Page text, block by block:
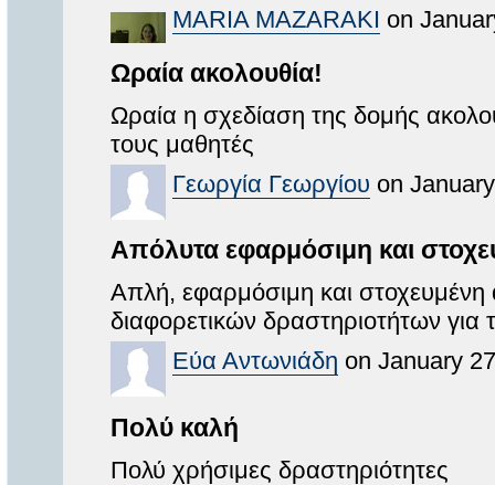
MARIA MAZARAKI on
Ωραία ακολουθία!
Ωραία η σχεδίαση της δομής
τους μαθητές
Γεωργία Γεωργίου on
Απόλυτα εφαρμόσιμη και
Απλή, εφαρμόσιμη και στοχευμένη
διαφορετικών δραστηριοτήτων για
Εύα Αντωνιάδη on January
Πολύ καλή
Πολύ χρήσιμες δραστηριότητες